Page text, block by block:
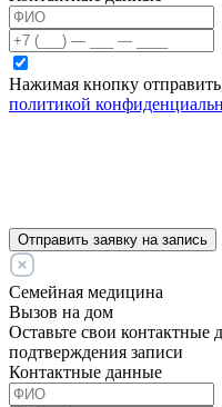
Нажимая кнопку
политикой
Отправить заявку на запись
Семейная медицина
Вызов на дом
Оставьте свои
подтверждения записи
Контактные данные